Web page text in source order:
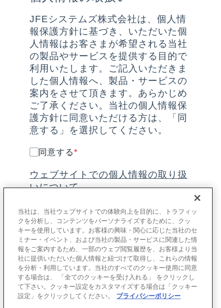
JFEシステムズ株式会社は、個人情
報保護方針に基づき、いただいた個
人情報はお客さまが希望される当社
の製品やサービスを提供する目的で
利用いたします。ご記入いただきま
した個人情報へ、製品・サービスの
案内をさせて頂きます。あらかじめ
ご了承ください。当社の個人情報保
護方針に同意いただける方は、「同
意する」を選択してください。
同意する*
ウェブサイトでの個人情報の取り扱
いについて
送信する
当社は、当社ウェブサイトでの体験向上を目的に、トラフィッ
クを分析し、コンテンツをパーソナライズするために、クッ
キーを使用しています。お客様の興味・関心に応じた当社のセ
ミナー・イベント、および当社の製品・サービスに関連した情
報をご案内するため、一部のウェブ閲覧履歴を、お客様より当
社に提供いただいた個人情報と紐づけて取得し、これらの情報
を分析・利用しています。当社のすべてのクッキー使用に同意
する場合は、 「全てのクッキーを受け入れる」 をクリックし
て下さい。クッキー設定をカスタマイズする場合は「クッキー
設定」をクリックしてください。
プライバシーポリシー